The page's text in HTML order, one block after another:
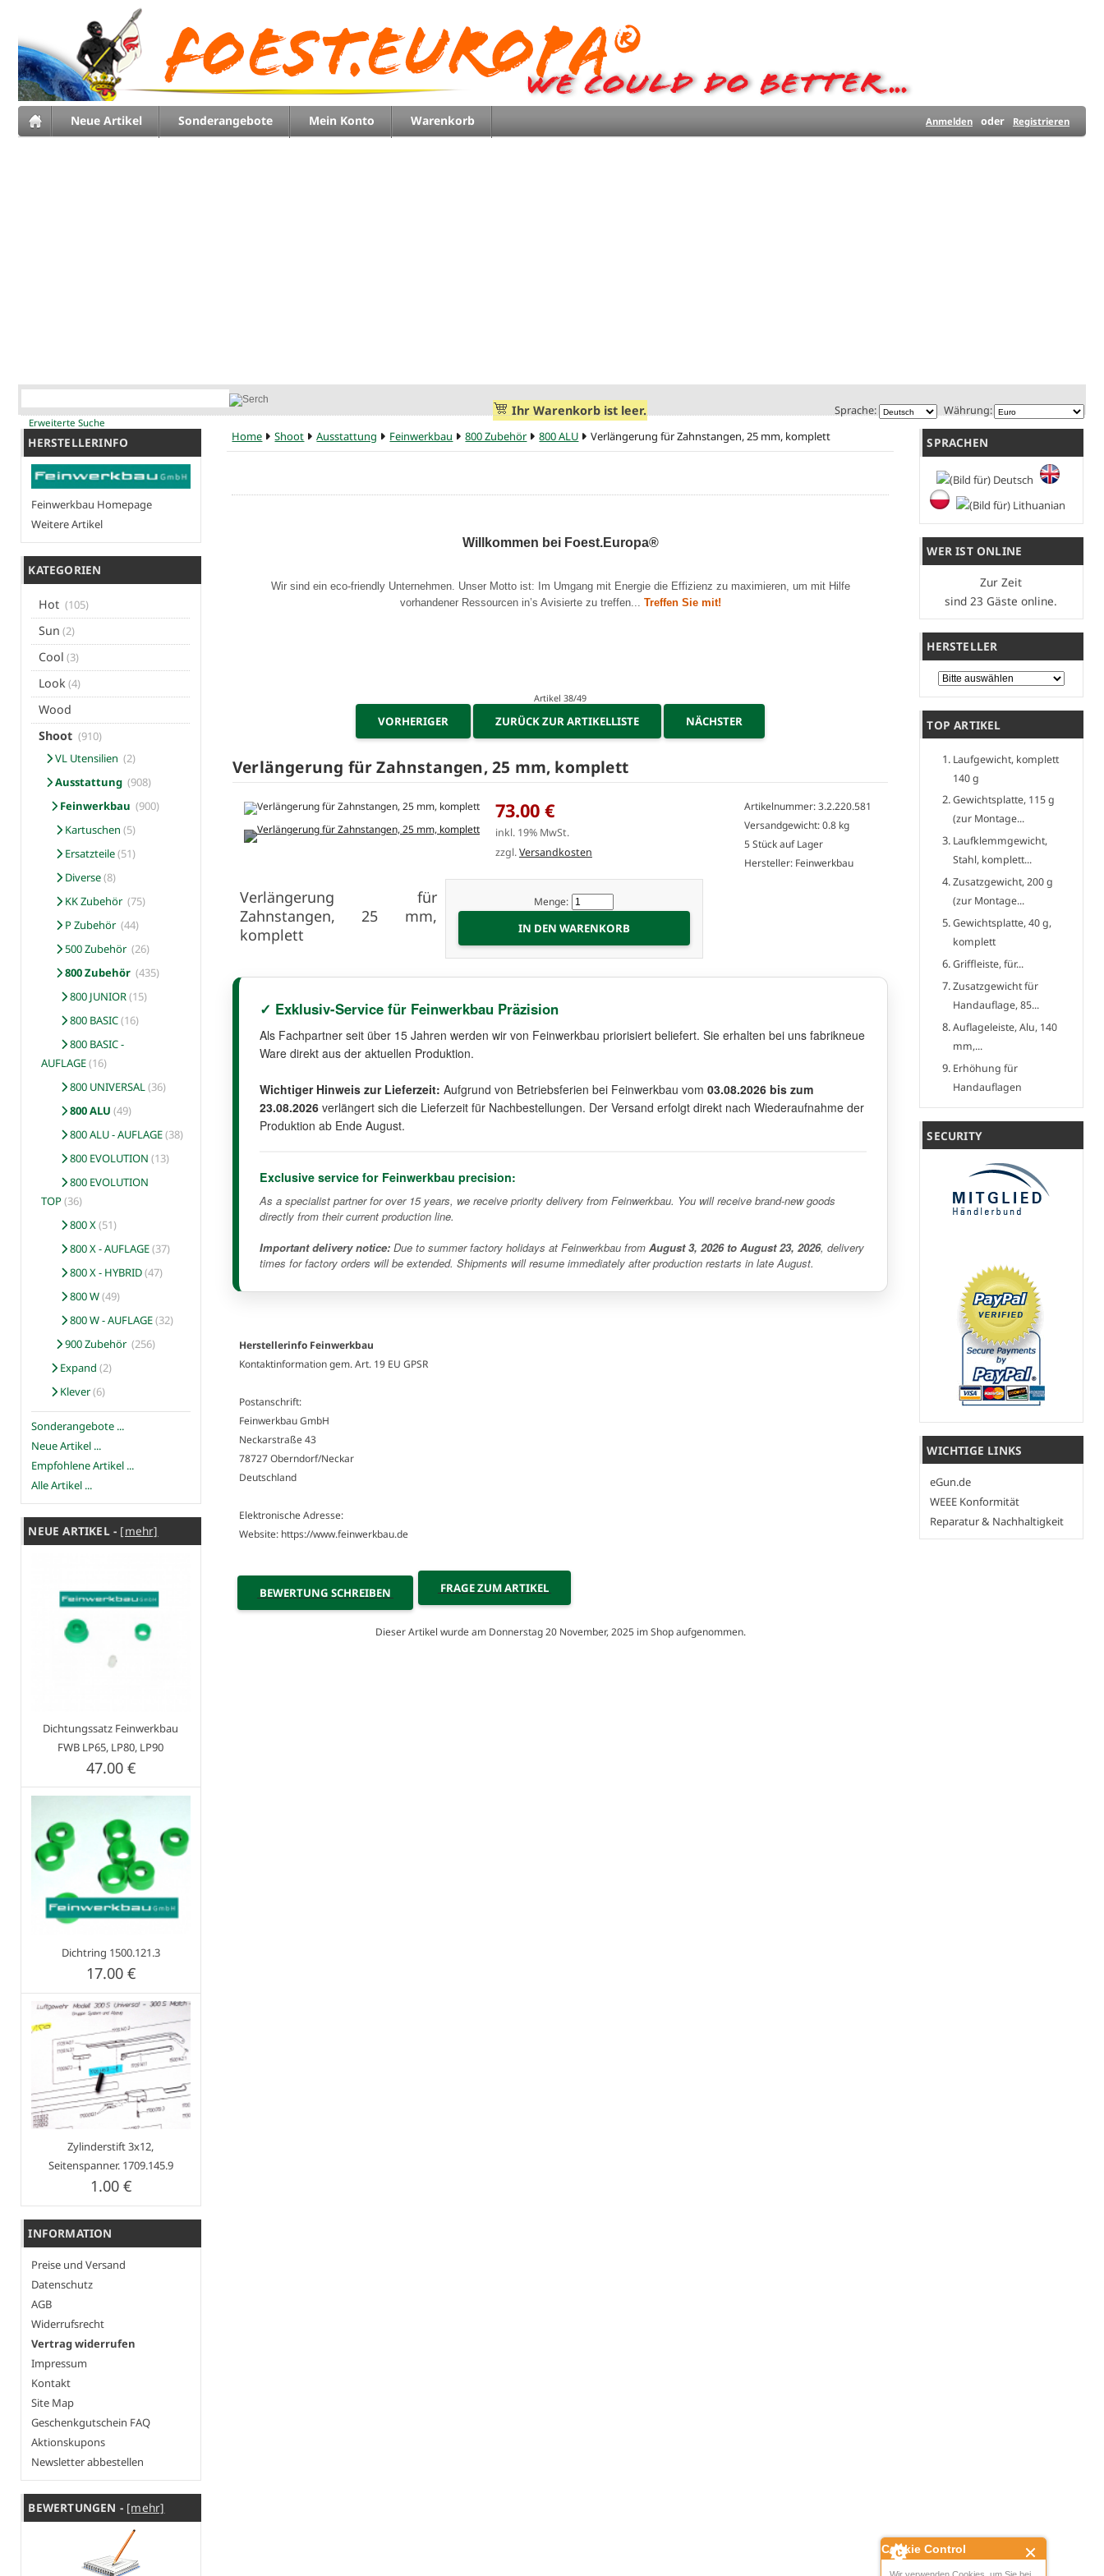
Cookie Control
Neue Artikel Sonderangebote Mein Konto Warenkorb Anmelden oder Registrieren
Erweiterte Suche
Ihr Warenkorb ist leer. Währung:
Sprache:
HERSTELLERINFO
Feinwerkbau Homepage
Weitere Artikel
KATEGORIEN
Hot (105)
Sun (2)
Cool (3)
Look(4)
Wood
Shoot (910)
VL Utensilien (2)
Ausstattung (908)
Feinwerkbau (900)
Kartuschen (5)
Ersatzteile(51)
Diverse(8)
KK Zubehör (75)
P Zubehör (44)
500 Zubehör (26)
800 Zubehör (435)
800 JUNIOR(15)
800 BASIC(16)
800 BASIC -
AUFLAGE(16)
800 UNIVERSAL(36)
800 ALU (49)
800 ALU - AUFLAGE(38)
800 EVOLUTION (13)
800 EVOLUTION
TOP(36)
800 X(51)
800 X - AUFLAGE(37)
800 X - HYBRID(47)
800 W(49)
800 W - AUFLAGE(32)
900 Zubehör (256)
Expand (2)
Klever(6)
Sonderangebote ...
Neue Artikel ...
Empfohlene Artikel ...
Alle Artikel ...
NEUE ARTIKEL - [mehr]
Dichtungssatz Feinwerkbau
FWB LP65, LP80, LP90
47.00 €
Dichtring 1500.121.3
17.00 €
Zylinderstift 3x12,
Seitenspanner. 1709.145.9
1.00 €
INFORMATION
Preise und Versand
Datenschutz
AGB
Widerrufsrecht
Vertrag widerrufen
Impressum
Kontakt
Site Map
Geschenkgutschein FAQ
Aktionskupons
Newsletter abbestellen
BEWERTUNGEN - [mehr]
Home Shoot Ausstattung Feinwerkbau 800 Zubehör 800 ALU Verlängerung für Zahnstangen, 25 mm, komplett
Willkommen bei Foest.Europa®
Wir sind ein eco-friendly Unternehmen. Unser Motto ist: Im Umgang mit Energie die Effizienz zu maximieren, um mit Hilfe
vorhandener Ressourcen in’s Avisierte zu treffen... Treffen Sie mit!
Artikel 38/49
VORHERIGER ZURÜCK ZUR ARTIKELLISTE NÄCHSTER
Verlängerung für Zahnstangen, 25 mm, komplett
Artikelnummer: 3.2.220.581
Versandgewicht: 0.8 kg
5 Stück auf Lager
Hersteller: Feinwerkbau
73.00 €
inkl. 19% MwSt.
zzgl.Versandkosten
Menge:
Verlängerung für
Zahnstangen, 25 mm,
komplett
✓ Exklusiv-Service für Feinwerkbau Präzision
Als Fachpartner seit über 15 Jahren werden wir von Feinwerkbau priorisiert beliefert. Sie erhalten bei uns fabrikneue
Ware direkt aus der aktuellen Produktion.
Wichtiger Hinweis zur Lieferzeit: Aufgrund von Betriebsferien bei Feinwerkbau vom 03.08.2026 bis zum
23.08.2026verlängert sich die Lieferzeit für Nachbestellungen. Der Versand erfolgt direkt nach Wiederaufnahme der
Produktion ab Ende August.
Exclusive service for Feinwerkbau precision:
As a specialist partner for over 15 years, we receive priority delivery from Feinwerkbau. You will receive brand-new goods
directly from their current production line.
Important delivery notice:Due to summer factory holidays at Feinwerkbau from August 3, 2026 to August 23, 2026, delivery
times for factory orders will be extended. Shipments will resume immediately after production restarts in late August.
Herstellerinfo Feinwerkbau
Kontaktinformation gem. Art. 19 EU GPSR
Postanschrift:
Feinwerkbau GmbH
Neckarstraße 43
78727 Oberndorf/Neckar
Deutschland
Elektronische Adresse:
Website: https://www.feinwerkbau.de
FRAGE ZUM ARTIKEL
BEWERTUNG SCHREIBEN
Dieser Artikel wurde am Donnerstag 20 November, 2025 im Shop aufgenommen.
SPRACHEN
WER IST ONLINE
Zur Zeit
sind 23 Gäste online.
HERSTELLER
Bitte wählen Sie ...
TOP ARTIKEL
Laufgewicht, komplett
140 g
Gewichtsplatte, 115 g
(zur Montage...
Laufklemmgewicht,
Stahl, komplett...
Zusatzgewicht, 200 g
(zur Montage...
Gewichtsplatte, 40 g,
komplett
Griffleiste, für...
Zusatzgewicht für
Handauflage, 85...
Auflageleiste, Alu, 140
mm,...
Erhöhung für
Handauflagen
SECURITY
WICHTIGE LINKS
eGun.de
WEEE Konformität
Reparatur & Nachhaltigkeit